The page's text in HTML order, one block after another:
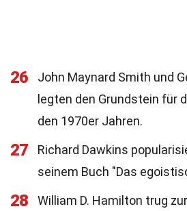
26
John Maynard Smith und
legten den Grundstein für
den 1970er Jahren.
27
Richard Dawkins
seinem Buch "Das
28
William D. Hamilton trug